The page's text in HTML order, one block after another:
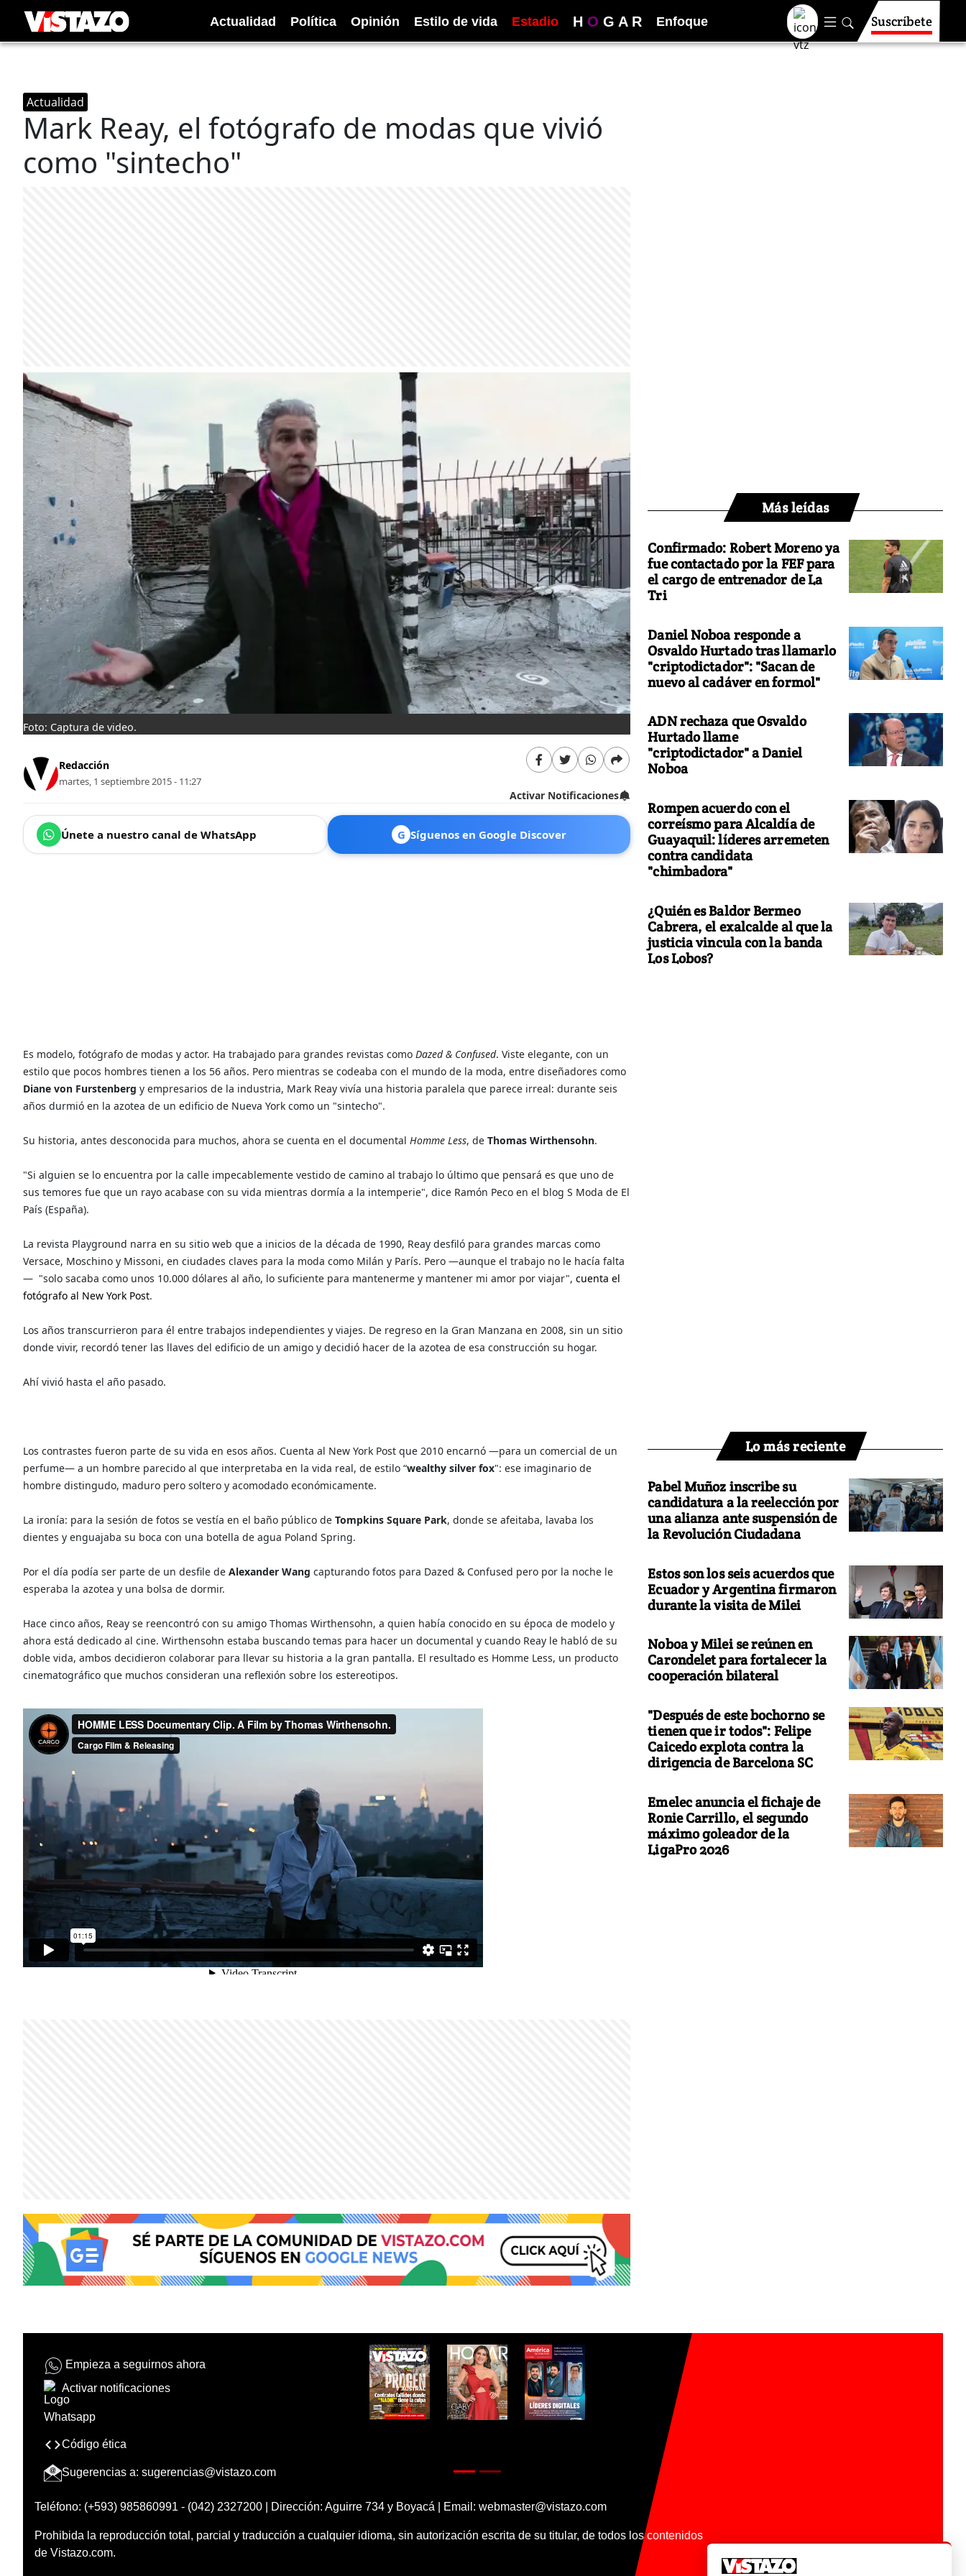
Actualidad Política Opinión Estilo de vida Estadio H O G A R Enfoque Suscríbete
Actualidad
Mark Reay, el fotógrafo de modas que vivió
como "sintecho"
Foto: Captura de video.
Redacción
martes, 1 septiembre 2015 - 11:27
Activar Notificaciones
Únete a nuestro canal de WhatsApp G Síguenos en Google Discover
Es modelo, fotógrafo de modas y actor. Ha trabajado para grandes revistas como Dazed & Confused. Viste elegante, con un
estilo que pocos hombres tienen a los 56 años. Pero mientras se codeaba con el mundo de la moda, entre diseñadores como
Diane von Furstenberg y empresarios de la industria, Mark Reay vivía una historia paralela que parece irreal: durante seis
años durmió en la azotea de un edificio de Nueva York como un "sintecho".
Su historia, antes desconocida para muchos, ahora se cuenta en el documental Homme Less, de Thomas Wirthensohn.
"Si alguien se lo encuentra por la calle impecablemente vestido de camino al trabajo lo último que pensará es que uno de
sus temores fue que un rayo acabase con su vida mientras dormía a la intemperie", dice Ramón Peco en el blog S Moda de El
País (España).
La revista Playground narra en su sitio web que a inicios de la década de 1990, Reay desfiló para grandes marcas como
Versace, Moschino y Missoni, en ciudades claves para la moda como Milán y París. Pero —aunque el trabajo no le hacía falta
— "solo sacaba como unos 10.000 dólares al año, lo suficiente para mantenerme y mantener mi amor por viajar", cuenta el
fotógrafo al New York Post.
Los años transcurrieron para él entre trabajos independientes y viajes. De regreso en la Gran Manzana en 2008, sin un sitio
donde vivir, recordó tener las llaves del edificio de un amigo y decidió hacer de la azotea de esa construcción su hogar.
Ahí vivió hasta el año pasado.
Los contrastes fueron parte de su vida en esos años. Cuenta al New York Post que 2010 encarnó —para un comercial de un
perfume— a un hombre parecido al que interpretaba en la vida real, de estilo “wealthy silver fox": ese imaginario de
hombre distingudo, maduro pero soltero y acomodado económicamente.
La ironía: para la sesión de fotos se vestía en el baño público de Tompkins Square Park, donde se afeitaba, lavaba los
dientes y enguajaba su boca con una botella de agua Poland Spring.
Por el día podía ser parte de un desfile de Alexander Wang capturando fotos para Dazed & Confused pero por la noche le
esperaba la azotea y una bolsa de dormir.
Hace cinco años, Reay se reencontró con su amigo Thomas Wirthensohn, a quien había conocido en su época de modelo y
ahora está dedicado al cine. Wirthensohn estaba buscando temas para hacer un documental y cuando Reay le habló de su
doble vida, ambos decidieron colaborar para llevar su historia a la gran pantalla. El resultado es Homme Less, un producto
cinematográfico que muchos consideran una reflexión sobre los estereotipos.
Más leídas
Confirmado: Robert Moreno ya
fue contactado por la FEF para
el cargo de entrenador de La
Tri
Daniel Noboa responde a
Osvaldo Hurtado tras llamarlo
"criptodictador": "Sacan de
nuevo al cadáver en formol"
ADN rechaza que Osvaldo
Hurtado llame
"criptodictador" a Daniel
Noboa
Rompen acuerdo con el
correísmo para Alcaldía de
Guayaquil: líderes arremeten
contra candidata
"chimbadora"
¿Quién es Baldor Bermeo
Cabrera, el exalcalde al que la
justicia vincula con la banda
Los Lobos?
Lo más reciente
Pabel Muñoz inscribe su
candidatura a la reelección por
una alianza ante suspensión de
la Revolución Ciudadana
Estos son los seis acuerdos que
Ecuador y Argentina firmaron
durante la visita de Milei
Noboa y Milei se reúnen en
Carondelet para fortalecer la
cooperación bilateral
"Después de este bochorno se
tienen que ir todos": Felipe
Caicedo explota contra la
dirigencia de Barcelona SC
Emelec anuncia el fichaje de
Ronie Carrillo, el segundo
máximo goleador de la
LigaPro 2026
Empieza a seguirnos ahora
Activar notificaciones
Código ética
Sugerencias a: sugerencias@vistazo.com
Teléfono: (+593) 985860991 - (042) 2327200 | Dirección: Aguirre 734 y Boyacá | Email: webmaster@vistazo.com
Prohibida la reproducción total, parcial y traducción a cualquier idioma, sin autorización escrita de su titular, de todos los contenidos
de Vistazo.com.